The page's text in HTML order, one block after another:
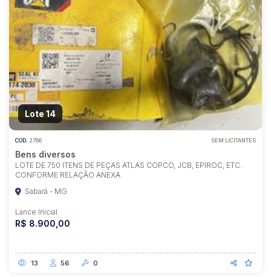
Lote 14
COD. 2786 SEM LICITANTES
Bens diversos
LOTE DE 750 ITENS DE PEÇAS ATLAS COPCO, JCB, EPIROC, ETC.
CONFORME RELAÇÃO ANEXA.
Sabará - MG
Lance Inicial
R$ 8.900,00
13 56 0